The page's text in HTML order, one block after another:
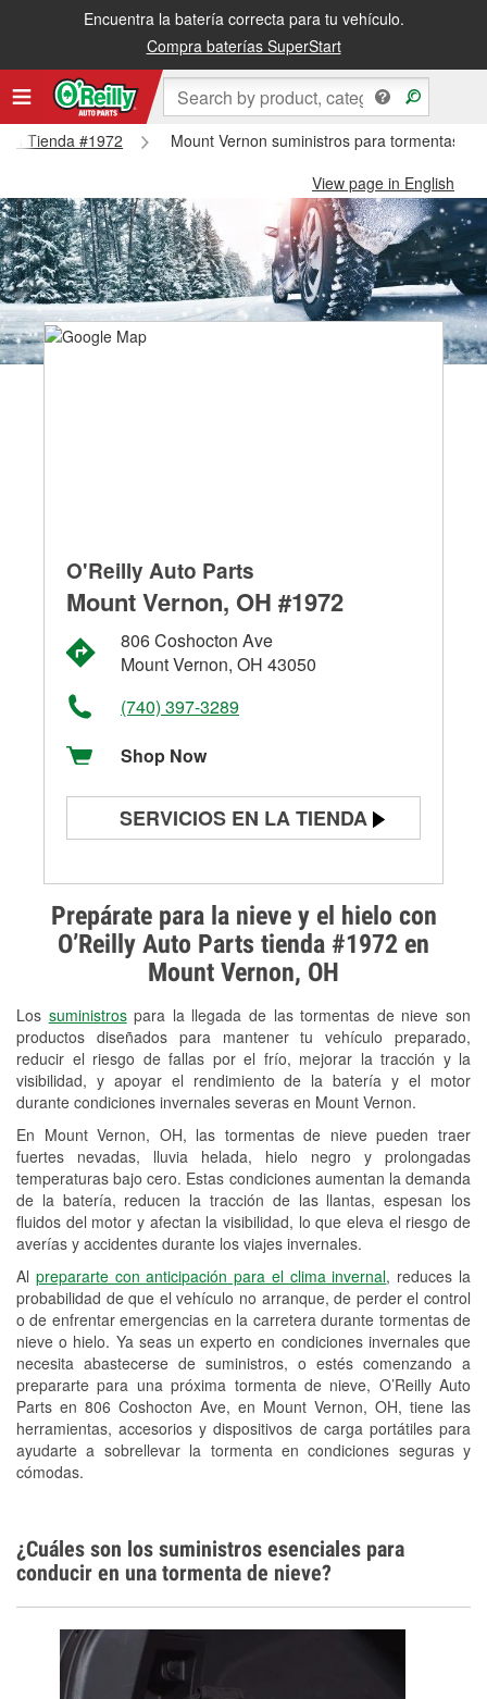
Encuentra la batería correcta para tu vehículo.
Compra baterías SuperStart
Tienda #1972
Mount Vernon suministros para tormentas
View page in English
Prepárate para la nieve y el hielo con
O’Reilly Auto Parts tienda #1972 en
Mount Vernon, OH
Los suministrospara la llegada de las tormentas de nieve son
productos diseñados para mantener tu vehículo preparado,
reducir el riesgo de fallas por el frío, mejorar la tracción y la
visibilidad, y apoyar el rendimiento de la batería y el motor
durante condiciones invernales severas en Mount Vernon.
En Mount Vernon, OH, las tormentas de nieve pueden traer
fuertes nevadas, lluvia helada, hielo negro y prolongadas
temperaturas bajo cero. Estas condiciones aumentan la demanda
de la batería, reducen la tracción de las llantas, espesan los
fluidos del motor y afectan la visibilidad, lo que eleva el riesgo de
averías y accidentes durante los viajes invernales.
Al prepararte con anticipación para el clima invernal, reduces la
probabilidad de que el vehículo no arranque, de perder el control
o de enfrentar emergencias en la carretera durante tormentas de
nieve o hielo. Ya seas un experto en condiciones invernales que
necesita abastecerse de suministros, o estés comenzando a
prepararte para una próxima tormenta de nieve, O’Reilly Auto
Parts en 806 Coshocton Ave, en Mount Vernon, OH, tiene las
herramientas, accesorios y dispositivos de carga portátiles para
ayudarte a sobrellevar la tormenta en condiciones seguras y
cómodas.
O'Reilly Auto Parts
Mount Vernon, OH #1972
806 Coshocton Ave
Mount Vernon, OH 43050
(740) 397-3289
Shop Now
SERVICIOS EN LA TIENDA
Prueba de alternadores y
arrancadores
Revisión de la luz "Check Engine"
Reciclaje de baterías y aceite
Instalación de bombillas de faros
Instalación de limpiaparabrisas
Programa de Préstamo de
Herramientas
Rectificación de tambores y discos de
freno
Snowstorm Supplies
Tornado Supplies
Conoce más
¿Cuáles son los suministros esenciales para
conducir en una tormenta de nieve?